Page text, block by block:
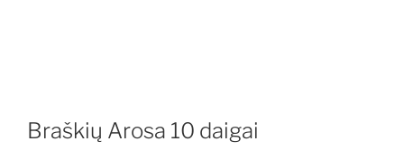
Braškių Arosa 10 daigai